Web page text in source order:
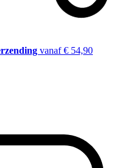
vanaf € 54,90